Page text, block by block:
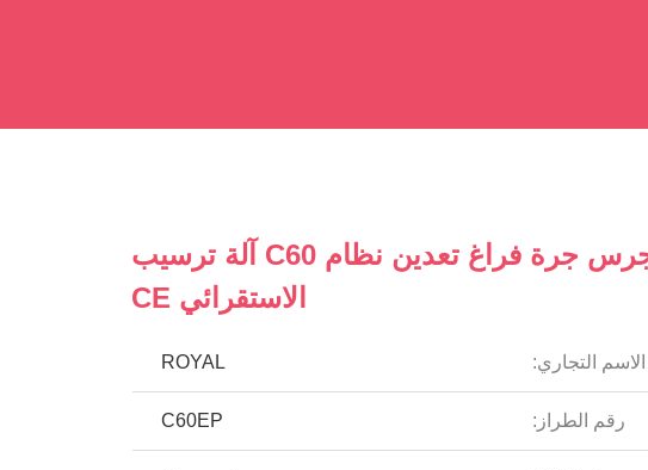
جرس جرة فراغ تعدين نظام C60 آلة ترسيب
الاستقرائي CE
الاسم التجاري: ROYAL
رقم الطراز: C60EP